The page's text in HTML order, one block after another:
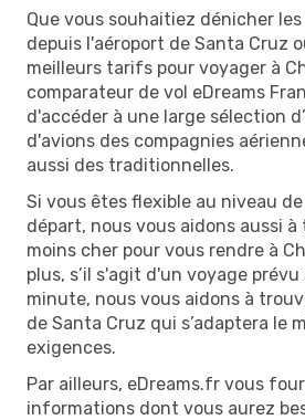
Que vous souhaitiez dénicher
depuis l'aéroport de Santa Cruz
meilleurs tarifs pour voyager à
comparateur de vol eDreams
d'accéder à une large sélection
d'avions des compagnies
aussi des traditionnelles.
Si vous êtes flexible au niveau
départ, nous vous aidons aussi
moins cher pour vous rendre à
plus, s’il s'agit d'un voyage
minute, nous vous aidons à
de Santa Cruz qui s’adaptera le
exigences.
Par ailleurs, eDreams.fr vous
informations dont vous aurez